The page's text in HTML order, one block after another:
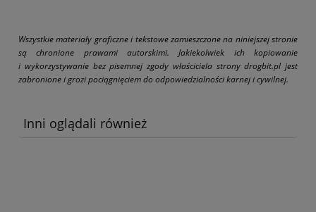
Wszystkie materiały graficzne i tekstowe zamieszczone na niniejszej stronie
są chronione prawami autorskimi. Jakiekolwiek ich kopiowanie
i wykorzystywanie bez pisemnej zgody właściciela strony drogbit.pl jest
zabronione i grozi pociągnięciem do odpowiedzialności karnej i cywilnej.
Inni oglądali również